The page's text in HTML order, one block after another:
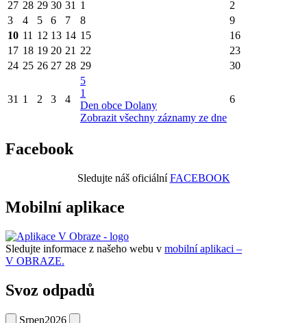
27 28 29 30 31 1
2
3
4 5 6 7 8
9
10 11 12 13 14 15
16
17 18 19 20 21 22
23
24 25 26 27 28 29 30
31 1 2 3 4
5
1
Den obce Dolany
Zobrazit všechny záznamy ze dne
6
Facebook
Sledujte náš oficiálníFACEBOOK
Mobilní aplikace
Sledujte informace z našeho webu v mobilní aplikaci –
V OBRAZE.
Svoz odpadů
Srpen2026